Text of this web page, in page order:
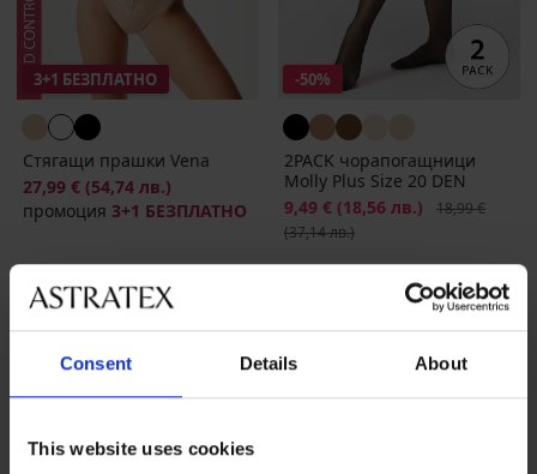
Consent Details About
This website uses cookies
3+1 БЕЗПЛАТНО
Стягащи прашки Vena
27,99 € (54,74 лв.)
промоция 3+1 БЕЗПЛАТНО
-50%
2PACK чорапогащници
Molly Plus Size 20 DEN
Намаление
9,49 € (18,56 лв.)
18,99 €
(37,14 лв.)